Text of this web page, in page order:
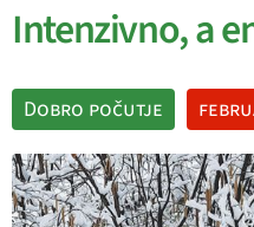
Intenzivno, a
Dobro počutje